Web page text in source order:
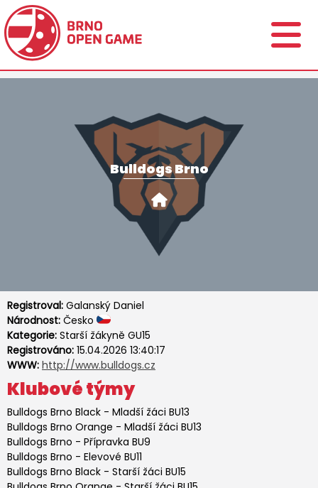
Bulldogs Brno
Registroval: Galanský Daniel
Národnost: Česko
Kategorie: Starší žákyně GU15
Registrováno: 15.04.2026 13:40:17
WWW: http://www.bulldogs.cz
Klubové týmy
Bulldogs Brno Black - Mladší žáci BU13
Bulldogs Brno Orange - Mladší žáci BU13
Bulldogs Brno - Přípravka BU9
Bulldogs Brno - Elevové BU11
Bulldogs Brno Black - Starší žáci BU15